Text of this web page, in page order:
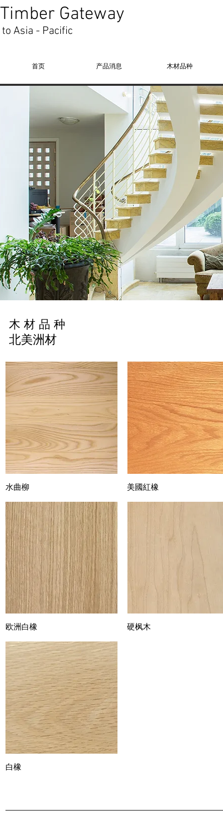
Timber Gateway
to Asia - Pacific
首页 产品消息 木材品种
北美洲材
木材品种
水曲柳 美國紅橡
欧洲白橡 硬枫木
白橡